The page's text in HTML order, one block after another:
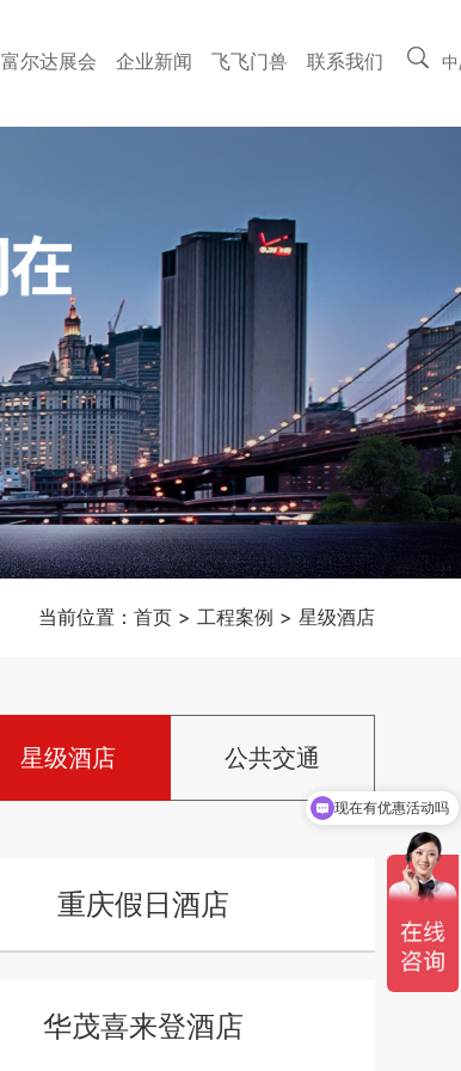
富尔达展会 企业新闻 飞飞门兽 联系我们 中
当前位置： 首页 > 工程案例 > 星级酒店
星级酒店 公共交通
重庆假日酒店
华茂喜来登酒店
现在有优惠活动吗